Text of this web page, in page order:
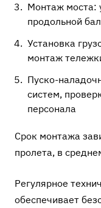
Монтаж моста:
продольной
Установка
монтаж
Пуско-
систем,
персонала
Срок монтажа
пролета, в
Регулярное
обеспечивает